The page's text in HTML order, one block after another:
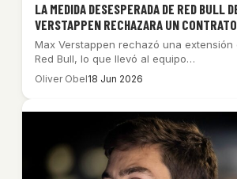
LA MEDIDA DESESPERADA DE RED BULL
VERSTAPPEN RECHAZARA UN
Max Verstappen rechazó una
Red Bull, lo que llevó al equipo…
Oliver Obel18 Jun 2026